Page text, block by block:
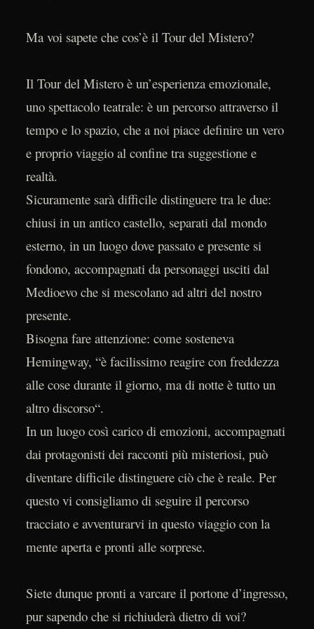
Ma voi sapete che cos’è il Tour del Mistero?
Il Tour del Mistero è un’esperienza emozionale,
uno spettacolo teatrale: è un percorso attraverso il
tempo e lo spazio, che a noi piace definire un vero
e proprio viaggio al confine tra suggestione e
realtà.
Sicuramente sarà difficile distinguere tra le due:
chiusi in un antico castello, separati dal mondo
esterno, in un luogo dove passato e presente si
fondono, accompagnati da personaggi usciti dal
Medioevo che si mescolano ad altri del nostro
presente.
Bisogna fare attenzione: come sosteneva
Hemingway, “è facilissimo reagire con freddezza
alle cose durante il giorno, ma di notte è tutto un
altro discorso“.
In un luogo così carico di emozioni, accompagnati
dai protagonisti dei racconti più misteriosi, può
diventare difficile distinguere ciò che è reale. Per
questo vi consigliamo di seguire il percorso
tracciato e avventurarvi in questo viaggio con la
mente aperta e pronti alle sorprese.
Siete dunque pronti a varcare il portone d’ingresso,
pur sapendo che si richiuderà dietro di voi?